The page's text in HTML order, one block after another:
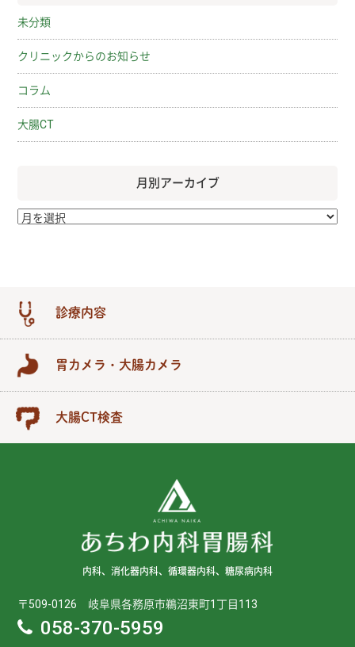
未分類
クリニックからのお知らせ
コラム
大腸CT
月別アーカイブ
診療内容
胃カメラ・大腸カメラ
大腸CT検査
内科、消化器内科、循環器内科、糖尿病内科
〒509-0126 岐阜県各務原市鵜沼東町1丁目113
058-370-5959